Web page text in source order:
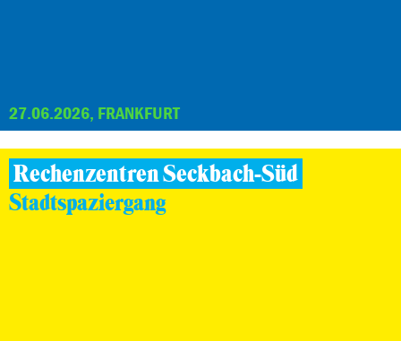
27.06.2026, FRANKFURT
Rechenzentren Seckbach-Süd
Stadtspaziergang